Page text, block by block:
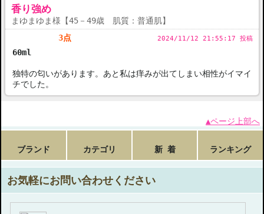
香り強め
まゆまゆま様【45－49歳 肌質：普通肌】
3点
2024/11/12 21:55:17 投稿
60ml
独特の匂いがあります。あと私は痒みが出てしまい相性がイマイ
チでした。
▲ページ上部へ
ブランド カテゴリ 新 着 ランキング
お気軽にお問い合わせください